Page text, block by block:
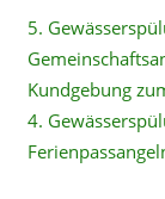
5.
Kundgebung
4.